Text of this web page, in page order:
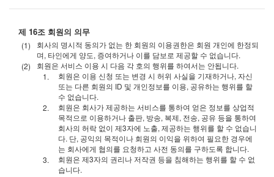
제 16조 회원의 의무
회사의 명시적 동의가 없는 한 회원의 이용권한은 회원 개인에 한정되
며, 타인에게 양도, 증여하거나 이를 담보로 제공할 수 없습니다.
회원은 서비스 이용 시 다음 각 호의 행위를 하여서는 안됩니다.
회원은 이용 신청 또는 변경 시 허위 사실을 기재하거나, 자신
또는 다른 회원의 ID 및 개인정보를 이용, 공유하는 행위를 할
수 없습니다.
회원은 회사가 제공하는 서비스를 통하여 얻은 정보를 상업적
목적으로 이용하거나 출판, 방송, 복제, 전송, 공유 등을 통하여
회사의 허락 없이 제3자에 노출, 제공하는 행위를 할 수 없습니
다. 단, 공익의 목적이나 회원의 이익을 위하여 필요한 경우에
는 회사에게 협의를 요청하고 사전 동의를 구하도록 합니다.
회원은 제3자의 권리나 저작권 등을 침해하는 행위를 할 수 없
습니다.